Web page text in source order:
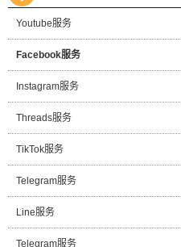
Youtube服务
Facebook服务
Instagram服务
Threads服务
TikTok服务
Telegram服务
Line服务
Telegram服务